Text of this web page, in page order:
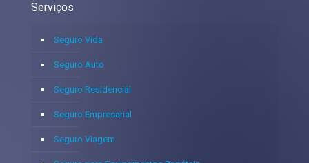
Serviços
Seguro Vida
Seguro Auto
Seguro Residencial
Seguro Empresarial
Seguro Viagem